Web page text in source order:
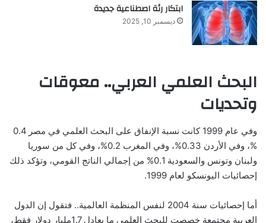
ابتكار رئة اصطناعية جديدة
ديسمبر 10, 2025
البحث العلمي العربي.. معوقات
وتحديات
وفي عام 1999 كانت نسبة الإنفاق على البحث العلمي في مصر 0.4
%، وفي الأردن 0.33%، وفي المغرب 0.2%، وفي كل من سوريا
ولبنان وتونس والسعودية 0.1% من إجمالي الناتج القومي، وتؤكد ذلك
إحصائيات اليونسكو لعام 1999.
أما إحصائيات سنة 2004 لنفس المنظمة العالمية.. فتقول إن الدول
العربية مجتمعة خصصت للبحث العلمي ما يعادل 1.7مليار دولار فقط،